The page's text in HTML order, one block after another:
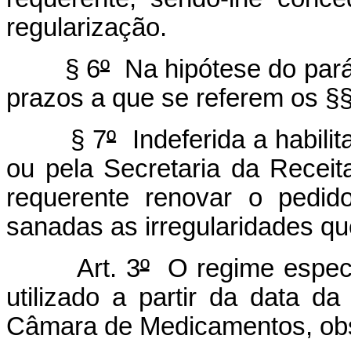
regularização.
§ 6º Na hipótese do
prazos a que se referem os
§ 7ºIndeferida a
ou pela Secretaria da
requerente renovar o
sanadas as irregularidades
Art. 3ºO regime
utilizado a partir da data da
Câmara de Medicamentos,